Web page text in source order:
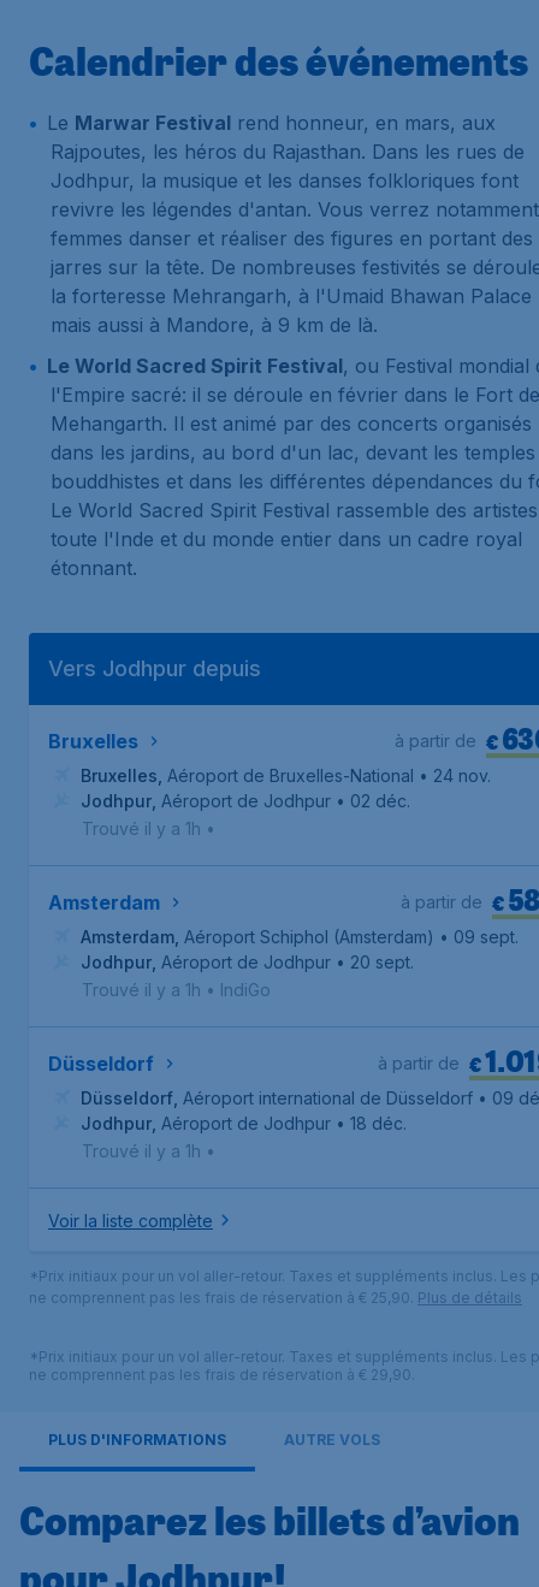
Calendrier des événements
Le Marwar Festival rend honneur, en mars, aux
Rajpoutes, les héros du Rajasthan. Dans les rues de
Jodhpur, la musique et les danses folkloriques font
revivre les légendes d'antan. Vous verrez
femmes danser et réaliser des figures en portant des
jarres sur la tête. De nombreuses festivités se
la forteresse Mehrangarh, à l'Umaid Bhawan Palace
mais aussi à Mandore, à 9 km de là.
Le World Sacred Spirit Festival, ou Festival mondial
l'Empire sacré: il se déroule en février dans le Fort de
Mehangarth. Il est animé par des concerts organisés
dans les jardins, au bord d'un lac, devant les temples
bouddhistes et dans les différentes dépendances du
Le World Sacred Spirit Festival rassemble des
toute l'Inde et du monde entier dans un cadre royal
étonnant.
Vers Jodhpur depuis
Bruxelles €
à partir de
Bruxelles Aéroport de Bruxelles-National • 24 nov.
Jodhpur Aéroport de Jodhpur • 02 déc.
Trouvé il y a 1h •
Amsterdam €
à partir de
Amsterdam Aéroport Schiphol (Amsterdam) • 09 sept.
Jodhpur Aéroport de Jodhpur • 20 sept.
Trouvé il y a 1h • IndiGo
Düsseldorf €
à partir de
Düsseldorf Aéroport international de Düsseldorf • 09
Jodhpur Aéroport de Jodhpur • 18 déc.
Trouvé il y a 1h •
Voir la liste complète
*Prix initiaux pour un vol aller-retour. Taxes et suppléments inclus. Les
ne comprennent pas les frais de réservation à € 25,90. Plus de détails
*Prix initiaux pour un vol aller-retour. Taxes et suppléments inclus. Les
ne comprennent pas les frais de réservation à € 29,90.
PLUS D'INFORMATIONS AUTRE VOLS
Comparez les billets d’avion